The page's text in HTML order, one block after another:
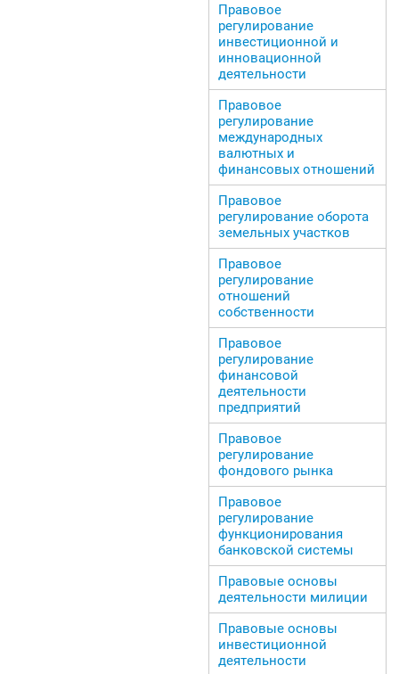
Правовое
регулирование
инвестиционной и
инновационной
деятельности
Правовое
регулирование
международных
валютных и
финансовых отношений
Правовое
регулирование оборота
земельных участков
Правовое
регулирование
отношений
собственности
Правовое
регулирование
финансовой
деятельности
предприятий
Правовое
регулирование
фондового рынка
Правовое
регулирование
функционирования
банковской системы
Правовые основы
деятельности милиции
Правовые основы
инвестиционной
деятельности